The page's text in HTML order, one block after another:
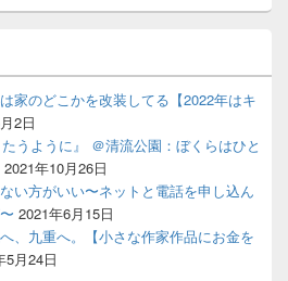
家のどこかを改装してる【2022年はキ
2日
うように』 ＠清流公園：ぼくらはひと
2021年10月26日
い方がいい〜ネットと電話を申し込ん
2021年6月15日
、九重へ。【小さな作家作品にお金を
5月24日